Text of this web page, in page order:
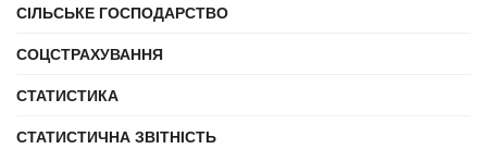
СІЛЬСЬКЕ ГОСПОДАРСТВО
СОЦСТРАХУВАННЯ
СТАТИСТИКА
СТАТИСТИЧНА ЗВІТНІСТЬ